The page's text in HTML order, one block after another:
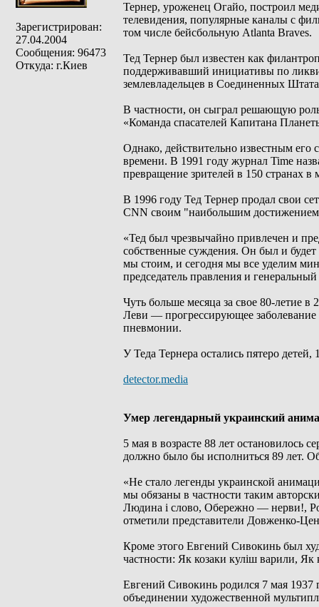
Зарегистрирован:
27.04.2004
Сообщения: 96473
Откуда: г.Киев
Тернер, уроженец Огайо, построил
телевидения, популярные каналы с
том числе бейсбольную Atlanta Braves.
Тед Тернер был известен как
поддерживавший инициативы по
землевладельцев в Соединенных
В частности, он сыграл решающую
«Команда спасателей Капитана
Однако, действительно известным его
времени. В 1991 году журнал Time
превращение зрителей в 150 странах
В 1996 году Тед Тернер продал свои
CNN своим "наибольшим
«Тед был чрезвычайно привлечен и
собственные суждения. Он был и будет
мы стоим, и сегодня мы все уделим
председатель правления и
Чуть больше месяца за свое 80-летие
Леви — прогрессирующее заболевание
пневмонии.
У Теда Тернера остались пятеро
detector.media
Умер легендарный украинский
5 мая в возрасте 88 лет остановилось
должно было бы исполниться 89 лет.
«Не стало легенды украинской
мы обязаны в частности таким
Людина і слово, Обережно — нерви!,
отметили представители Довженко-
Кроме этого Евгений Сивокинь был
частности: Як козаки куліш варили, Як
Евгений Сивокинь родился 7 мая 1937
объединении художественной